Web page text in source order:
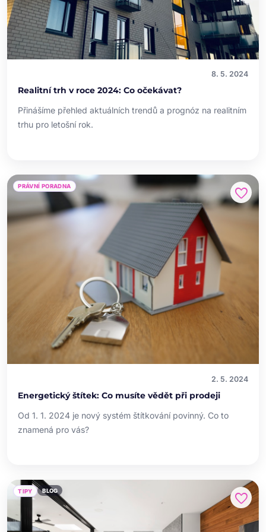
8. 5. 2024
Realitní trh v roce 2024: Co očekávat?
Přinášíme přehled aktuálních trendů a prognóz na realitním
trhu pro letošní rok.
PRÁVNÍ PORADNA favorite
2. 5. 2024
Energetický štítek: Co musíte vědět při prodeji
Od 1. 1. 2024 je nový systém štítkování povinný. Co to
znamená pro vás?
TIPY BLOG favorite